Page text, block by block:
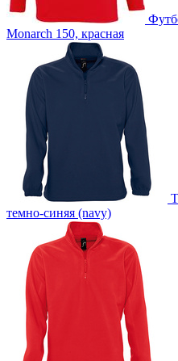
D2 -Шелкография с
custm -Лейблы из ПВХ
custm -Светоотражающие
custm -Тканевые лейблы
Monarch 150, красная
темно-синяя (navy)